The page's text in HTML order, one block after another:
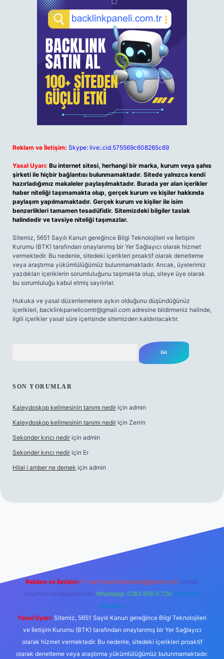
Reklam ve İletişim: Skype: live:.cid.575569c608265c69
Yasal Uyarı: Bu internet sitesi, herhangi bir marka, kurum veya şahıs
şirketi ile hiçbir bağlantısı bulunmamaktadır. Sitede yalnızca kendi
hazırladığımız makaleler paylaşılmaktadır. Burada yer alan içerikler
haber niteliği taşımamakta olup, gerçek kurum ve kişiler hakkında
paylaşım yapılmamaktadır. Gerçek kurum ve kişiler ile isim
benzerlikleri tamamen tesadüfidir. Sitemizdeki bilgiler taslak
halindedir ve tavsiye niteliği taşımazlar.
Sitemiz, 5651 Sayılı Kanun gereğince Bilgi Teknolojileri ve İletişim
Kurumu (BTK) tarafından onaylanmış bir Yer Sağlayıcı olarak hizmet
vermektedir. Bu nedenle, sitedeki içerikleri proaktif olarak denetleme
veya araştırma yükümlülüğümüz bulunmamaktadır. Ancak, üyelerimiz
yazdıkları içeriklerin sorumluluğunu taşımakta olup, siteye üye olarak
bu sorumluluğu kabul etmiş sayılırlar.
Hukuka ve yasal düzenlemelere aykırı olduğunu düşündüğünüz
içerikleri, backlinkpanelicomtr@gmail.com adresine bildirmeniz halinde,
ilgili içerikler yasal süre içerisinde sitemizden kaldırılacaktır.
SON YORUMLAR
Kaleydoskop kelimesinin tanımı nedir için admin
Kaleydoskop kelimesinin tanımı nedir için Zerrin
Sekonder kırıcı nedir için admin
Sekonder kırıcı nedir için Er
Hilal i amber ne demek için admin
Reklam ve İletişim: E-mail: backlinkpaneli@gmail.com Teams:
forumhizmeti@gmail.com Whatsapp: 0262 606 0 726 Telegram:
@karabul
Yasal Uyarı: Sitemiz, 5651 Sayılı Kanun gereğince Bilgi Teknolojileri
ve İletişim Kurumu (BTK) tarafından onaylanmış bir Yer Sağlayıcı
olarak hizmet vermektedir. Bu nedenle, sitedeki içerikleri proaktif
olarak denetleme veya araştırma yükümlülüğümüz bulunmamaktadır.